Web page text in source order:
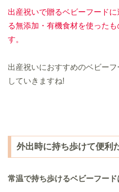
出産祝いで贈るベビーフード
る無添加・ 有機食材を使った
す。
出産祝いにおすすめのベビー
していきますね!
外出時に持ち歩けて便利
常温で持ち歩けるベビーフード